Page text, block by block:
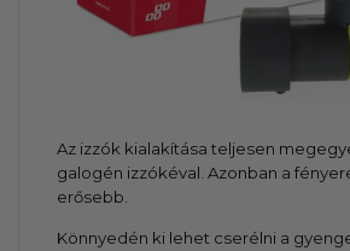
Az izzók kialakítása teljesen
galogén izzókéval. Azonban a
erősebb.
Könnyedén ki lehet cserélni a